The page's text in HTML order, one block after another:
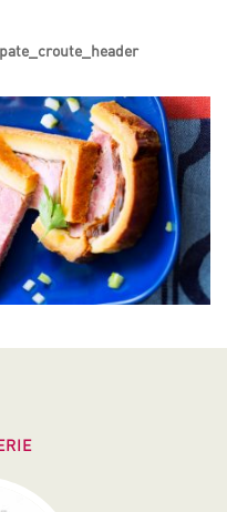
pate_croute_header